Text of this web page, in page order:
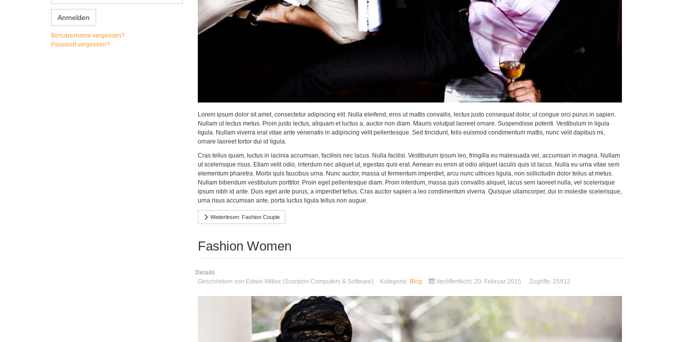
Lorem ipsum dolor sit amet, consectetur adipiscing elit. Nulla eleifend, eros ut mattis convallis, lectus justo consequat dolor, ut congue orci purus in sapien.
Nullam ut lectus metus. Proin justo lectus, aliquam et luctus a, auctor non diam. Mauris volutpat laoreet ornare. Suspendisse potenti. Vestibulum in ligula
ligula. Nullam viverra erat vitae ante venenatis in adipiscing velit pellentesque. Sed tincidunt, felis euismod condimentum mattis, nunc velit dapibus mi,
ornare laoreet tortor dui id ligula.
Cras tellus quam, luctus in lacinia accumsan, facilisis nec lacus. Nulla facilisi. Vestibulum ipsum leo, fringilla eu malesuada vel, accumsan in magna. Nullam
ut scelerisque risus. Etiam velit odio, interdum nec aliquet ut, egestas quis erat. Aenean eu enim at odio aliquet iaculis quis id lacus. Nulla eu urna vitae sem
elementum pharetra. Morbi quis faucibus urna. Nunc auctor, massa ut fermentum imperdiet, arcu nunc ultrices ligula, non sollicitudin dolor tellus at metus.
Nullam bibendum vestibulum porttitor. Proin eget pellentesque diam. Proin interdum, massa quis convallis aliquet, lacus sem laoreet nulla, vel scelerisque
ipsum nibh id ante. Duis eget ante purus, a imperdiet tellus. Cras auctor sapien a leo condimentum viverra. Quisque ullamcorper, dui in molestie scelerisque,
urna risus accumsan ante, porta luctus ligula tellus non augue.
Weiterlesen: Fashion Couple
Fashion Women
Details
Geschrieben von Edwin Witlox (Scorpion Computers & Software) Kategorie: Blog Veröffentlicht: 20. Februar 2015 Zugriffe: 25912
Anmelden
Benutzername vergessen?
Passwort vergessen?